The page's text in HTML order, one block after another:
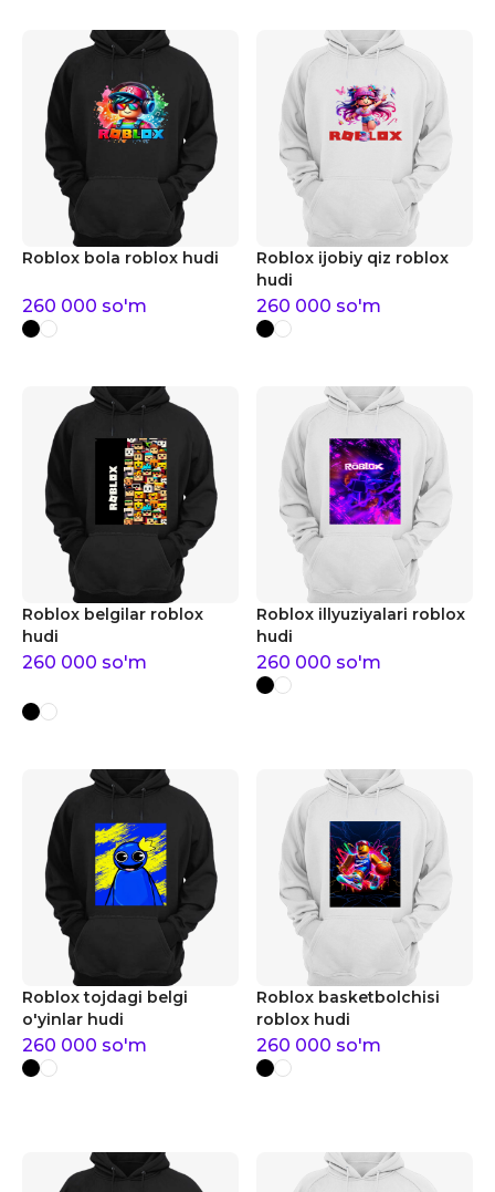
Roblox bola roblox hudi
260 000 so'm
Roblox ijobiy qiz roblox
hudi
260 000 so'm
Roblox belgilar roblox
hudi
260 000 so'm
Roblox illyuziyalari roblox
hudi
260 000 so'm
Roblox tojdagi belgi
o'yinlar hudi
260 000 so'm
Roblox basketbolchisi
roblox hudi
260 000 so'm